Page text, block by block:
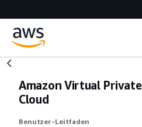
Amazon Virtual Private
Cloud
Benutzer-Leitfaden